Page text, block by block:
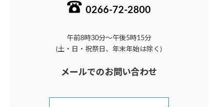
0266-72-2800
午前8時30分～午後5時15分
(土・日・祝祭日、年末年始は除く)
メールでのお問い合わせ